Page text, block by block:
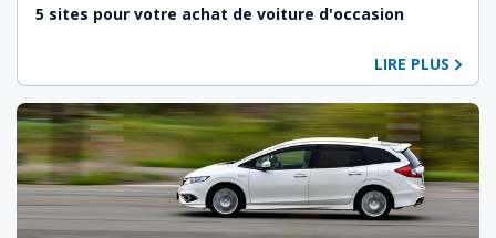
5 sites pour votre achat de voiture d'occasion
LIRE PLUS